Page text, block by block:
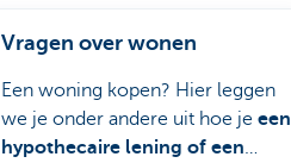
Vragen over wonen
Een woning kopen? Hier leggen
we je onder andere uit hoe je een
hypothecaire lening of een